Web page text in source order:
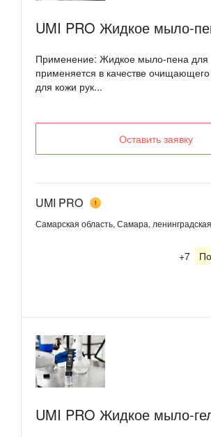
UMI PRO Жидкое мыло-
Применение: Жидкое мыло-пена для
применяется в качестве очищающего
для кожи рук...
Оставить заявку
UMI PRO 1
Самарская область, Самара,
+7
UMI PRO Жидкое мыло-